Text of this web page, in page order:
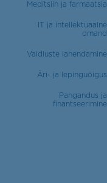
Meditsiin ja farmaatsia
IT ja intellektuaalne
omand
Vaidluste lahendamine
Äri- ja lepinguõigus
Pangandus ja
finantseerimine